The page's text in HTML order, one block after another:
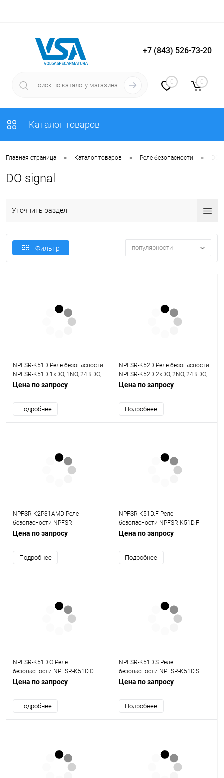
Вход Регистрация
+7 (843) 526-73-20
0 0
Каталог товаров
Главная страница • Каталог товаров • Реле безопасности • DO
DO signal
Уточнить раздел
Фильтр популярности
NPFSR-K51D Реле безопасности
NPFSR-K51D 1хDO, 1NO, 24В DC,
SIL3
Цена по запросу
Подробнее
NPFSR-K52D Реле безопасности
NPFSR-K52D 2хDO, 2NO, 24В DC,
SIL3
Цена по запросу
Подробнее
NPFSR-K2P31AMD Реле
безопасности NPFSR-
K2P31AMDхDO, 3NO+1NC, 24В
Цена по запросу
Подробнее
NPFSR-K51D.F Реле
безопасности NPFSR-K51D.F
1хDO, 1NO+1NC, 24В DC, SIL3
Цена по запросу
Подробнее
NPFSR-K51D.C Реле
безопасности NPFSR-K51D.C
1хDO, 1NC, 24В DC, SIL3
Цена по запросу
Подробнее
NPFSR-K51D.S Реле
безопасности NPFSR-K51D.S
1хDO, 1NC, 24В DC, SIL3
Цена по запросу
Подробнее